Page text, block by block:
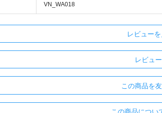
VN_WA018
レビュー
レビュ
この商品を